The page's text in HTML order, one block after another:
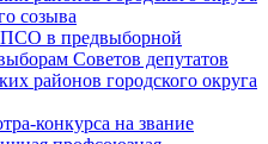
созыва
в предвыборной
Советов депутатов
районов городского округа
конкурса на звание